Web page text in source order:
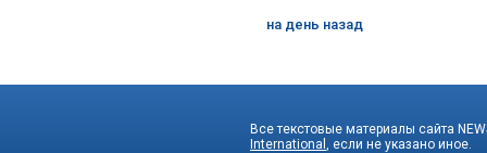
на день назад
Все текстовые материалы сайта
International , если не указано иное.